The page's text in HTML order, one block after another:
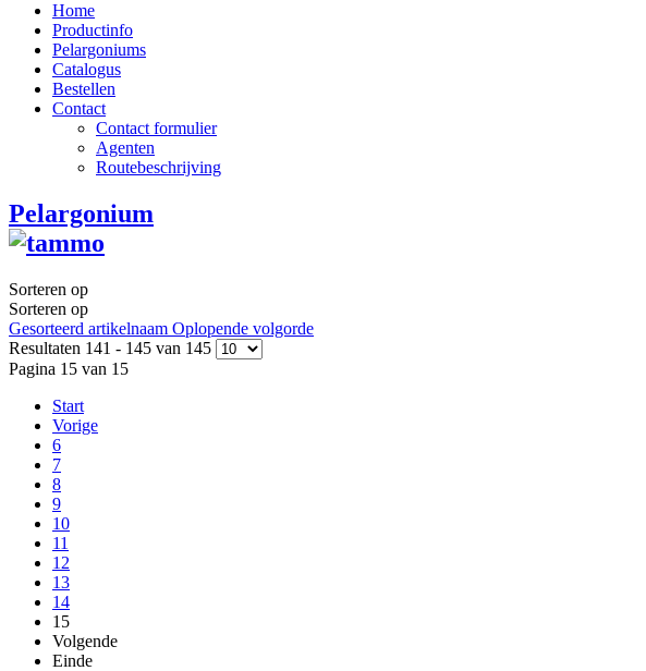
Home
Productinfo
Pelargoniums
Catalogus
Bestellen
Contact
Contact formulier
Agenten
Routebeschrijving
Pelargonium
Sorteren op
Sorteren op
Gesorteerd artikelnaam Oplopende volgorde
Resultaten 141 - 145 van 145
Pagina 15 van 15
Start
Vorige
6
7
8
9
10
11
12
13
14
15
Volgende
Einde